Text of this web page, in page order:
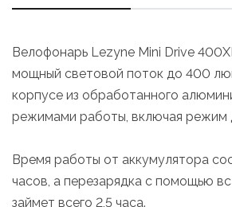
Велофонарь Lezyne Mini Drive
мощный световой поток до 400
корпусе из обработанного
режимами работы, включая режим
Время работы от аккумулятора
часов, а перезарядка с помощью
займет всего 2,5 часа.